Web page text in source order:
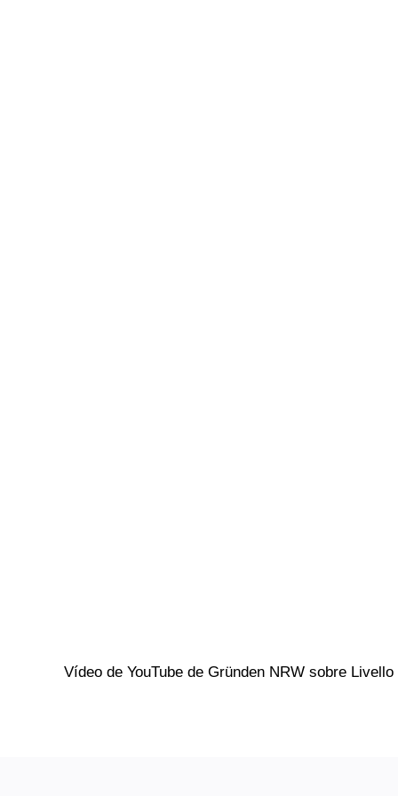
Vídeo de YouTube de Gründen NRW sobre Livello